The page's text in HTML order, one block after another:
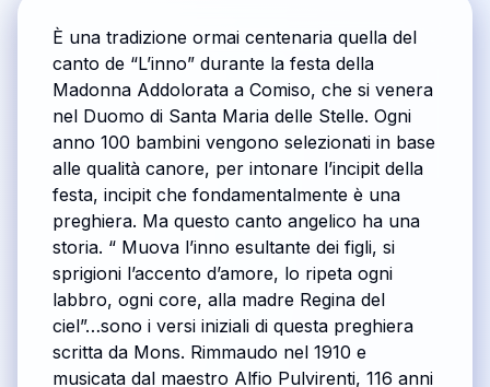
È una tradizione ormai centenaria quella del
canto de “L’inno” durante la festa della
Madonna Addolorata a Comiso, che si venera
nel Duomo di Santa Maria delle Stelle. Ogni
anno 100 bambini vengono selezionati in base
alle qualità canore, per intonare l’incipit della
festa, incipit che fondamentalmente è una
preghiera. Ma questo canto angelico ha una
storia. “ Muova l’inno esultante dei figli, si
sprigioni l’accento d’amore, lo ripeta ogni
labbro, ogni core, alla madre Regina del
ciel”…sono i versi iniziali di questa preghiera
scritta da Mons. Rimmaudo nel 1910 e
musicata dal maestro Alfio Pulvirenti, 116 anni